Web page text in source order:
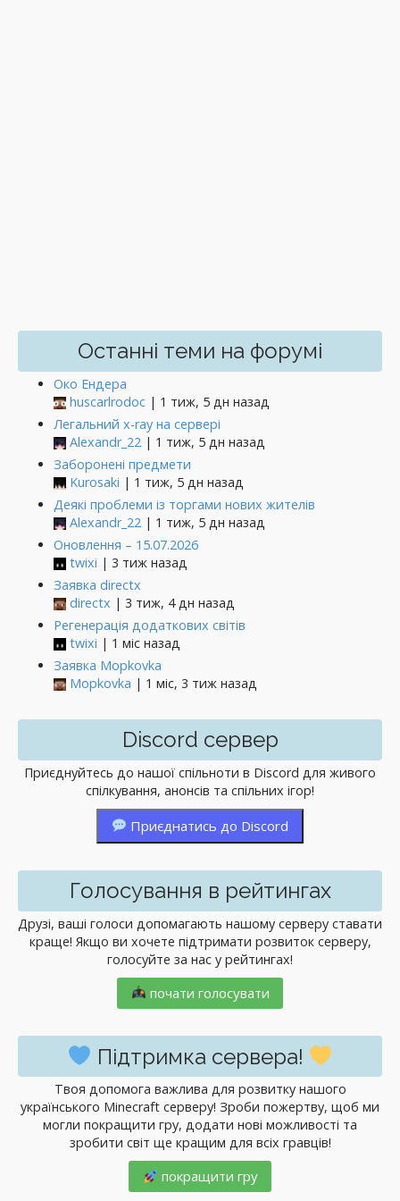
Останні теми на форумі
Око Ендера
huscarlrodoc | 1 тиж, 5 дн назад
Легальний x-ray на сервері
Alexandr_22 | 1 тиж, 5 дн назад
Заборонені предмети
Kurosaki | 1 тиж, 5 дн назад
Деякі проблеми із торгами нових жителів
Alexandr_22 | 1 тиж, 5 дн назад
Оновлення – 15.07.2026
twixi | 3 тиж назад
Заявка directx
directx | 3 тиж, 4 дн назад
Регенерація додаткових світів
twixi | 1 міс назад
Заявка Mopkovka
Mopkovka | 1 міс, 3 тиж назад
Discord сервер
Приєднуйтесь до нашої спільноти в Discord для живого
спілкування, анонсів та спільних ігор!
Приєднатись до Discord
Голосування в рейтингах
Друзі, ваші голоси допомагають нашому серверу ставати
краще! Якщо ви хочете підтримати розвиток серверу,
голосуйте за нас у рейтингах!
почати голосувати
Підтримка сервера!
Твоя допомога важлива для розвитку нашого
українського Minecraft серверу! Зроби пожертву, щоб ми
могли покращити гру, додати нові можливості та
зробити світ ще кращим для всіх гравців!
покращити гру